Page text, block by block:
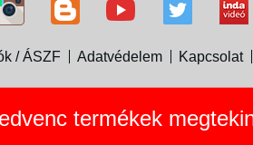
/ ÁSZF Adatvédelem Kapcsolat
termékek